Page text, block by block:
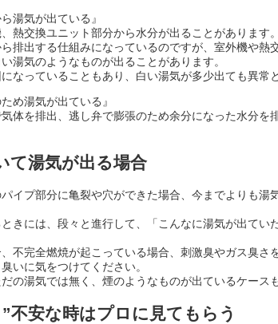
湯気が出ている』
熱交換ユニット部分から水分が出ることがあります。
排出する仕組みになっているのですが、室外機や熱
湯気のようなものが出ることがあります。
なっていることもあり、白い湯気が多少出ても異常
め湯気が出ている』
体を排出、逃し弁で膨張のため余分になった水分を
て湯気が出る場合
イプ部分に亀裂や穴ができた場合、今までよりも湯
きには、段々と進行して、「こんなに湯気が出てい
不完全燃焼が起こっている場合、刺激臭やガス臭さ
いに気をつけてください。
の湯気では無く、煙のようなものが出ているケース
不安な時はプロに見てもらう